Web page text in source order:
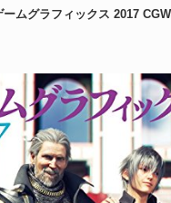
ームグラフィックス 2017